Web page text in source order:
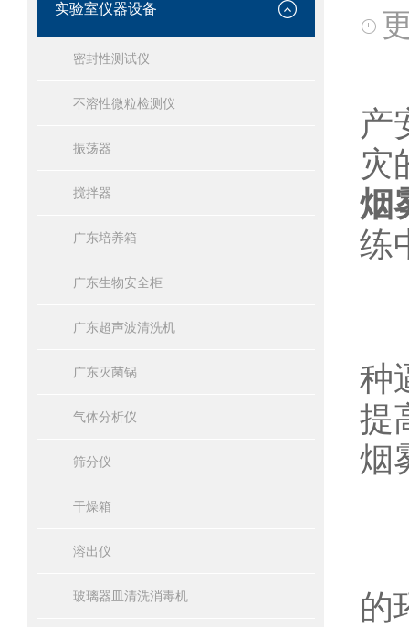
实验室仪器设备
密封性测试仪
不溶性微粒检测仪
振荡器
搅拌器
广东培养箱
广东生物安全柜
广东超声波清洗机
广东灭菌锅
气体分析仪
筛分仪
干燥箱
溶出仪
玻璃器皿清洗消毒机
产
灾
烟
练
种
提
烟
的